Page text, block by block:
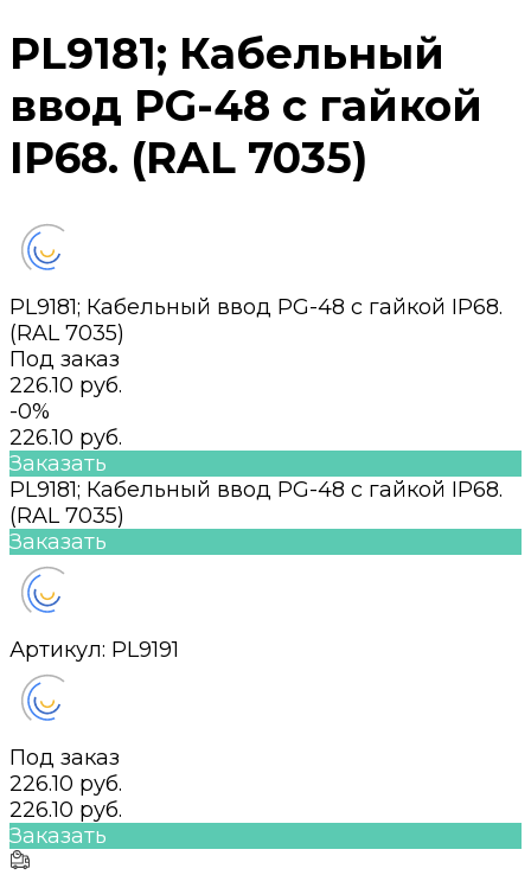
PL9181; Кабельный
ввод PG-48 с гайкой
IP68. (RAL 7035)
PL9181; Кабельный ввод PG-48 с гайкой IP68.
(RAL 7035)
Под заказ
226.10 руб.
-0%
226.10 руб.
Заказать
PL9181; Кабельный ввод PG-48 с гайкой IP68.
(RAL 7035)
Заказать
Артикул: PL9191
Под заказ
226.10 руб.
226.10 руб.
Заказать